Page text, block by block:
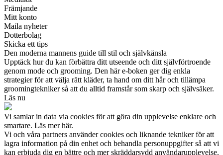
Främjande
Mitt konto
Maila nyheter
Dotterbolag
Skicka ett tips
Den moderna mannens guide till stil och självkänsla
Upptäck hur du kan förbättra ditt utseende och ditt självförtroende
genom mode och grooming. Den här e-boken ger dig enkla
strategier för att välja rätt kläder, ta hand om ditt hår och tillämpa
groomingtekniker så att du alltid framstår som skarp och självsäker.
Läs nu
Vi samlar in data via cookies för att göra din upplevelse enklare och
smartare. Läs mer här.
Vi och våra partners använder cookies och liknande tekniker för att
lagra information på din enhet och behandla personuppgifter så att vi
kan erbjuda dig en bättre och mer skräddarsydd användarupplevelse.